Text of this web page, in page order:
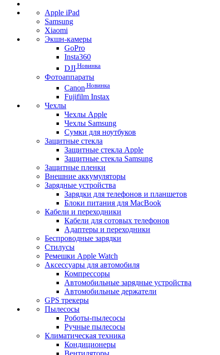
Apple iPad
Samsung
Xiaomi
Экшн-камеры
GoPro
Insta360
DJI Новинка
Фотоаппараты
Canon Новинка
Fujifilm Instax
Чехлы
Чехлы Apple
Чехлы Samsung
Сумки для ноутбуков
Защитные стекла
Защитные стекла Apple
Защитные стекла Samsung
Защитные пленки
Внешние аккумуляторы
Зарядные устройства
Зарядки для телефонов и планшетов
Блоки питания для MacBook
Кабели и переходники
Кабели для сотовых телефонов
Адаптеры и переходники
Беспроводные зарядки
Стилусы
Ремешки Apple Watch
Аксессуары для автомобиля
Компрессоры
Автомобильные зарядные устройства
Автомобильные держатели
GPS трекеры
Пылесосы
Роботы-пылесосы
Ручные пылесосы
Климатическая техника
Кондиционеры
Вентиляторы